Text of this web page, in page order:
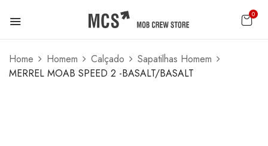
0
Home Homem Calçado
Sapatilhas Homem
MERREL MOAB SPEED 2 -BASALT/BASALT